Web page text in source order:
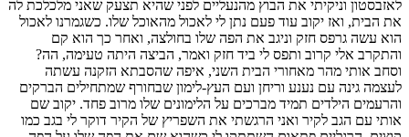
לאזבסטון וניקיתי את הבוץ מהנעליים לפני שהיא תצעק שאני מלכלכת לה
את הבית, ואז יקוב עוד פעם נתן לי לאכול מהאוכל שלו. כשגמרנו לאכול
הוא עשה גרפס חזק וניגב את הפה שלו בחולצה, ואחר כך הוא קם
והתקרב אלי קרוב ותפס לי ביד חזק ואמר, הביצה היתה טעימה, הה?
וסחב אותי מהר מאחורי הבית השני, איפה שהסבתא הזקנה עשתה
לעצמה גינה עם נענע וריחן ועם העץ-לימון שבחורף שמתחילים הברקים
והרעמים הילדים תמיד מברכים על הלימונים שלו מרוב פחד. יקוב שם
אותי עם הגב לקיר ואני הרגשתי את השפריץ של הקיר דוקר לי בגב כמו